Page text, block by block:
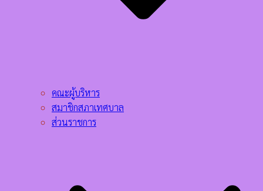
คณะผู้บริหาร
สมาชิกสภาเทศบาล
ส่วนราชการ